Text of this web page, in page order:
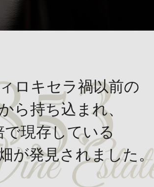
ロキセラ禍以前の
ら持ち込まれ、
で現存している
が発見されました。